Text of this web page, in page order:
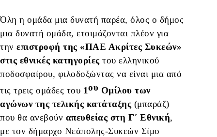
Όλη η ομάδα μια δυνατή παρέα, όλος ο δήμος
μια δυνατή ομάδα, ετοιμάζονται πλέον για
την επιστροφή της «ΠΑΕ Ακρίτες Συκεών»
στις εθνικές κατηγορίες του ελληνικού
ποδοσφαίρου, φιλοδοξώντας να είναι μια από
τις τρεις ομάδες του 1ου Ομίλου των
αγώνων της τελικής κατάταξης (μπαράζ)
που θα ανεβούν απευθείας στη Γ΄ Εθνική,
με τον δήμαρχο Νεάπολης-Συκεών Σίμο